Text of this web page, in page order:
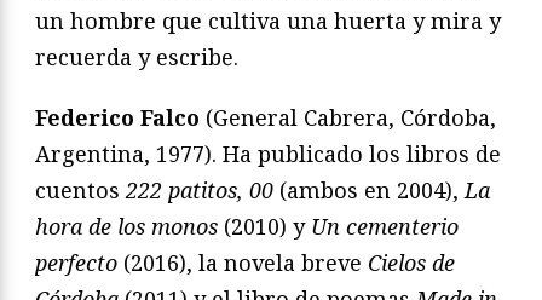
un hombre que cultiva una huerta y mira y
recuerda y escribe.
Federico Falco (General Cabrera, Córdoba,
Argentina, 1977). Ha publicado los libros de
cuentos 222 patitos, 00 (ambos en 2004), La
hora de los monos (2010) y Un cementerio
perfecto (2016), la novela breve Cielos de